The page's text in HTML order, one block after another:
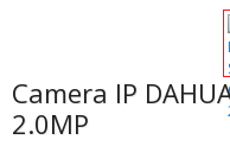
Camera IP
2.0MP